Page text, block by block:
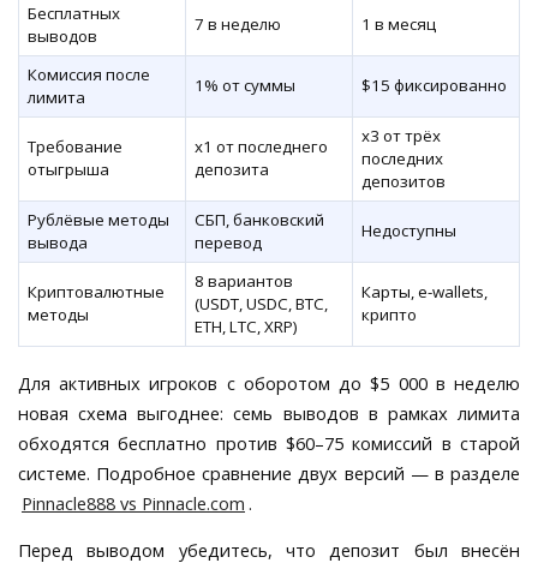
Бесплатных
выводов
7 в неделю 1 в месяц
Комиссия после
лимита
1% от суммы $15 фиксированно
Требование
отыгрыша
x1 от последнего
депозита
x3 от трёх
последних
депозитов
Рублёвые методы
вывода
СБП, банковский
перевод
Недоступны
Криптовалютные
методы
8 вариантов
(USDT, USDC, BTC,
ETH, LTC, XRP)
Карты, e-wallets,
крипто
Для активных игроков с оборотом до $5 000 в неделю
новая схема выгоднее: семь выводов в рамках лимита
обходятся бесплатно против $60–75 комиссий в старой
системе. Подробное сравнение двух версий — в разделе
Pinnacle888 vs Pinnacle.com .
Перед выводом убедитесь, что депозит был внесён